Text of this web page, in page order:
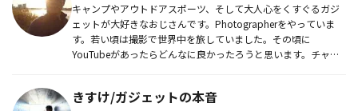
キャンプやアウトドアスポーツ、そして大人心をくすぐるガジ
ェットが大好きなおじさんです。Photographerをやっていま
す。若い頃は撮影で世界中を旅していました。その頃に
YouTubeがあったらどんなに良かったろうと思います。チャン
きすけ/ガジェットの本音